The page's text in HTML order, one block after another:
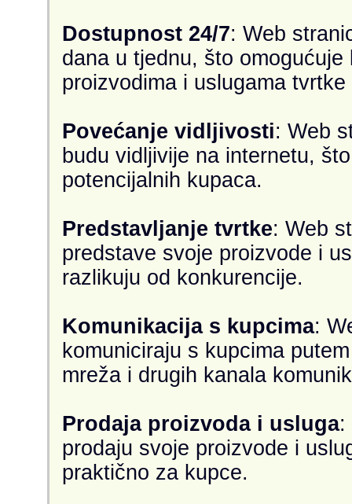
Dostupnost 24/7: Web
dana u tjednu, što
proizvodima i uslugama
Povećanje vidljivosti: Web
budu vidljivije na internetu,
potencijalnih kupaca.
Predstavljanje tvrtke: Web
predstave svoje proizvode i
razlikuju od konkurencije.
Komunikacija s kupcima:
komuniciraju s kupcima
mreža i drugih kanala
Prodaja proizvoda i usluga:
prodaju svoje proizvode i
praktično za kupce.